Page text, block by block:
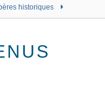
historiques